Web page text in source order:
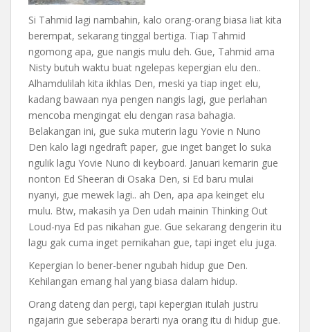
Si Tahmid lagi nambahin, kalo orang-orang biasa liat kita
berempat, sekarang tinggal bertiga. Tiap Tahmid
ngomong apa, gue nangis mulu deh. Gue, Tahmid ama
Nisty butuh waktu buat ngelepas kepergian elu den..
Alhamdulilah kita ikhlas Den, meski ya tiap inget elu,
kadang bawaan nya pengen nangis lagi, gue perlahan
mencoba mengingat elu dengan rasa bahagia.
Belakangan ini, gue suka muterin lagu Yovie n Nuno
Den kalo lagi ngedraft paper, gue inget banget lo suka
ngulik lagu Yovie Nuno di keyboard. Januari kemarin gue
nonton Ed Sheeran di Osaka Den, si Ed baru mulai
nyanyi, gue mewek lagi.. ah Den, apa apa keinget elu
mulu. Btw, makasih ya Den udah mainin Thinking Out
Loud-nya Ed pas nikahan gue. Gue sekarang dengerin itu
lagu gak cuma inget pernikahan gue, tapi inget elu juga.
Kepergian lo bener-bener ngubah hidup gue Den.
Kehilangan emang hal yang biasa dalam hidup.
Orang dateng dan pergi, tapi kepergian itulah justru
ngajarin gue seberapa berarti nya orang itu di hidup gue.